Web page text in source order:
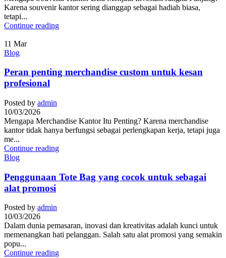
Karena souvenir kantor sering dianggap sebagai hadiah biasa,
tetapi...
Continue reading
11 Mar
Blog
Peran penting merchandise custom untuk kesan
profesional
Posted by admin
10/03/2026
Mengapa Merchandise Kantor Itu Penting? Karena merchandise
kantor tidak hanya berfungsi sebagai perlengkapan kerja, tetapi juga
me...
Continue reading
Blog
Penggunaan Tote Bag yang cocok untuk sebagai
alat promosi
Posted by admin
10/03/2026
Dalam dunia pemasaran, inovasi dan kreativitas adalah kunci untuk
memenangkan hati pelanggan. Salah satu alat promosi yang semakin
popu...
Continue reading